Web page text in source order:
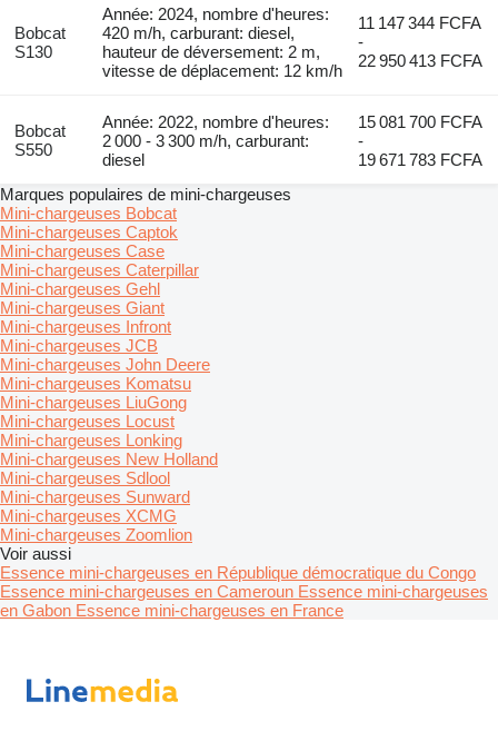
Bobcat
S130
Année: 2024, nombre d'heures:
420 m/h, carburant: diesel,
hauteur de déversement: 2 m,
vitesse de déplacement: 12 km/h
11 147 344 FCFA
-
22 950 413 FCFA
Bobcat
S550
Année: 2022, nombre d'heures:
2 000 - 3 300 m/h, carburant:
diesel
15 081 700 FCFA
-
19 671 783 FCFA
Marques populaires de mini-chargeuses
Mini-chargeuses Bobcat
Mini-chargeuses Captok
Mini-chargeuses Case
Mini-chargeuses Caterpillar
Mini-chargeuses Gehl
Mini-chargeuses Giant
Mini-chargeuses Infront
Mini-chargeuses JCB
Mini-chargeuses John Deere
Mini-chargeuses Komatsu
Mini-chargeuses LiuGong
Mini-chargeuses Locust
Mini-chargeuses Lonking
Mini-chargeuses New Holland
Mini-chargeuses Sdlool
Mini-chargeuses Sunward
Mini-chargeuses XCMG
Mini-chargeuses Zoomlion
Voir aussi
Essence mini-chargeuses en République démocratique du Congo
Essence mini-chargeuses en Cameroun Essence mini-chargeuses
en Gabon Essence mini-chargeuses en France